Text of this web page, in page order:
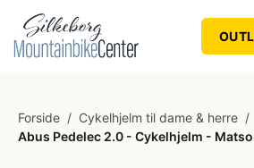
Forside / Cykelhjelm til dame & herre /
Abus Pedelec 2.0 - Cykelhjelm -